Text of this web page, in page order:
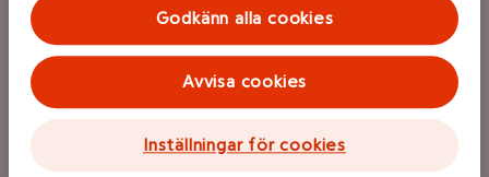
Avvisa cookies
Godkänn alla cookies
Inställningar för cookies